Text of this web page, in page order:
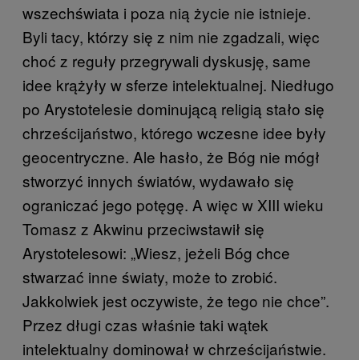
wszechświata i poza nią życie nie istnieje.
Byli tacy, którzy się z nim nie zgadzali, więc
choć z reguły przegrywali dyskusję, same
idee krążyły w sferze intelektualnej. Niedługo
po Arystotelesie dominującą religią stało się
chrześcijaństwo, którego wczesne idee były
geocentryczne. Ale hasło, że Bóg nie mógł
stworzyć innych światów, wydawało się
ograniczać jego potęgę. A więc w XIII wieku
Tomasz z Akwinu przeciwstawił się
Arystotelesowi: „Wiesz, jeżeli Bóg chce
stwarzać inne światy, może to zrobić.
Jakkolwiek jest oczywiste, że tego nie chce”.
Przez długi czas właśnie taki wątek
intelektualny dominował w chrześcijaństwie.